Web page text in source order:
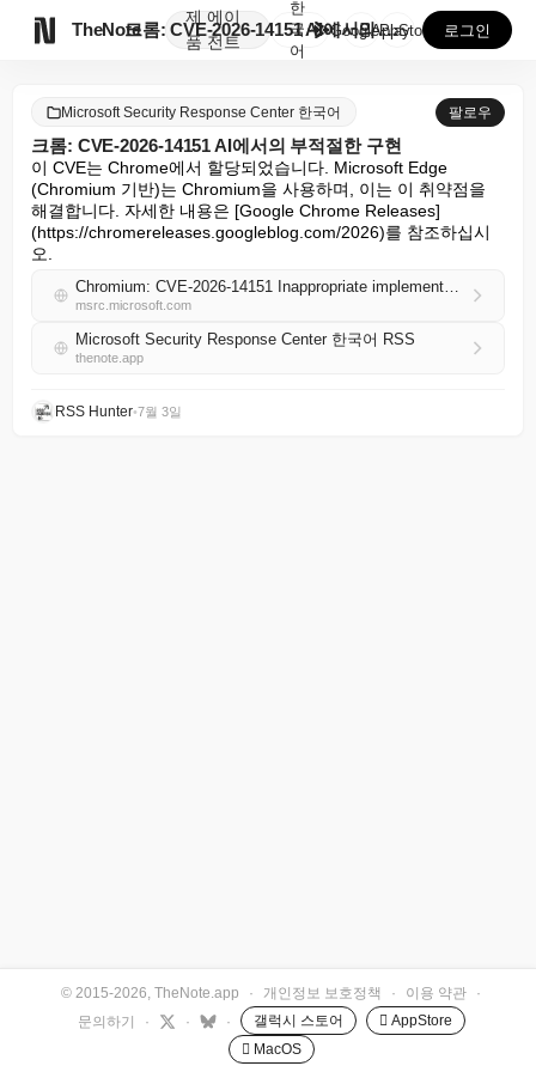
TheNote
제
품
에이
전트
크롬: CVE-2026-14151 AI에서의 부적절한 ...
한
국
어
GooglePlay
AppStore 로그인
Microsoft Security Response Center 한국어 팔로우
크롬: CVE-2026-14151 AI에서의 부적절한 구현
이 CVE는 Chrome에서 할당되었습니다. Microsoft Edge
(Chromium 기반)는 Chromium을 사용하며, 이는 이 취약점을
해결합니다. 자세한 내용은 [Google Chrome Releases]
(https://chromereleases.googleblog.com/2026)를 참조하십시
오.
Chromium: CVE-2026-14151 Inappropriate implementation in AI
msrc.microsoft.com
Microsoft Security Response Center 한국어 RSS
thenote.app
RSS Hunter•7월 3일
© 2015-2026, TheNote.app · 개인정보 보호정책 · 이용 약관
·
문의하기
· · · 갤럭시 스토어
 AppStore
 MacOS